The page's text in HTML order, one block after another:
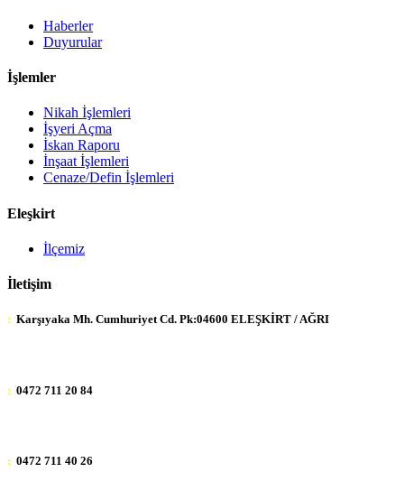
Haberler
Duyurular
İşlemler
Nikah İşlemleri
İşyeri Açma
İskan Raporu
İnşaat İşlemleri
Cenaze/Defin İşlemleri
Eleşkirt
İlçemiz
İletişim
: Karşıyaka Mh. Cumhuriyet Cd. Pk:04600 ELEŞKİRT / AĞRI
: 0472 711 20 84
: 0472 711 40 26